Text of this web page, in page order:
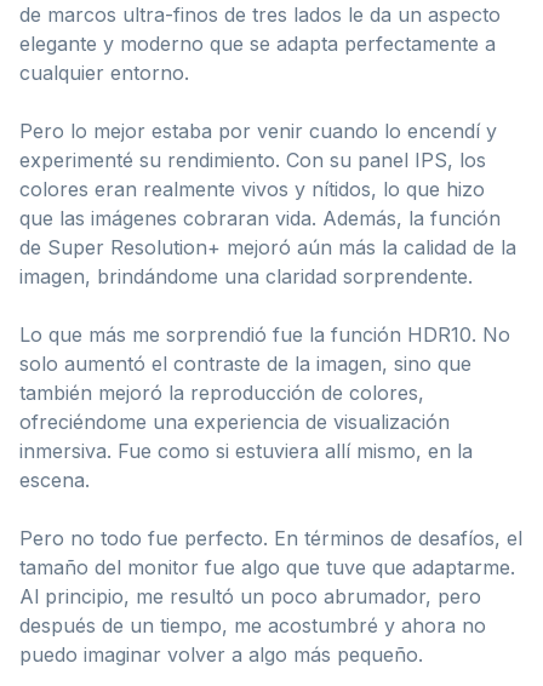
de marcos ultra-finos de tres lados le da un aspecto
elegante y moderno que se adapta perfectamente a
cualquier entorno.
Pero lo mejor estaba por venir cuando lo encendí y
experimenté su rendimiento. Con su panel IPS, los
colores eran realmente vivos y nítidos, lo que hizo
que las imágenes cobraran vida. Además, la función
de Super Resolution+ mejoró aún más la calidad de la
imagen, brindándome una claridad sorprendente.
Lo que más me sorprendió fue la función HDR10. No
solo aumentó el contraste de la imagen, sino que
también mejoró la reproducción de colores,
ofreciéndome una experiencia de visualización
inmersiva. Fue como si estuviera allí mismo, en la
escena.
Pero no todo fue perfecto. En términos de desafíos, el
tamaño del monitor fue algo que tuve que adaptarme.
Al principio, me resultó un poco abrumador, pero
después de un tiempo, me acostumbré y ahora no
puedo imaginar volver a algo más pequeño.